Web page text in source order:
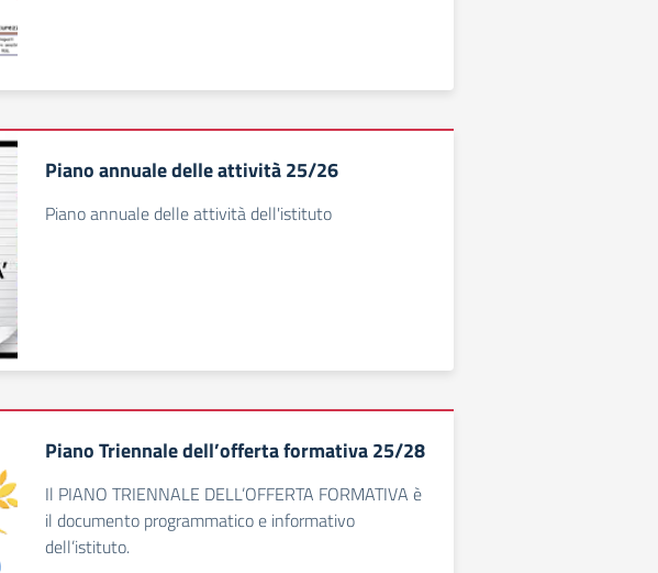
Piano annuale delle attività 25/26
Piano annuale delle attività dell'istituto
Piano Triennale dell’offerta formativa 25/28
Il PIANO TRIENNALE DELL’OFFERTA FORMATIVA è
il documento programmatico e informativo
dell’istituto.